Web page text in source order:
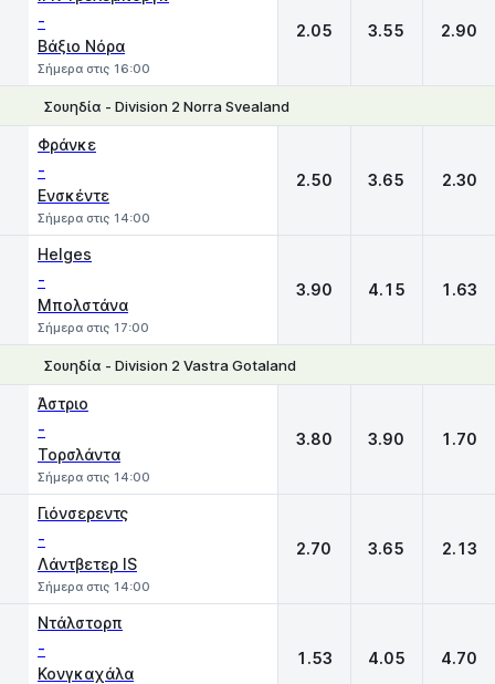
-
Βάξιο Νόρα
Σήμερα στις 16:00
2.05 3.55 2.90
Σουηδία - Division 2 Norra Svealand
Φράνκε
-
Ενσκέντε
Σήμερα στις 14:00
2.50 3.65 2.30
Helges
-
Μπολστάνα
Σήμερα στις 17:00
3.90 4.15 1.63
Σουηδία - Division 2 Vastra Gotaland
Άστριο
-
Τορσλάντα
Σήμερα στις 14:00
3.80 3.90 1.70
Γιόνσερεντς
-
Λάντβετερ IS
Σήμερα στις 14:00
2.70 3.65 2.13
Ντάλστορπ
-
Κονγκαχάλα
1.53 4.05 4.70